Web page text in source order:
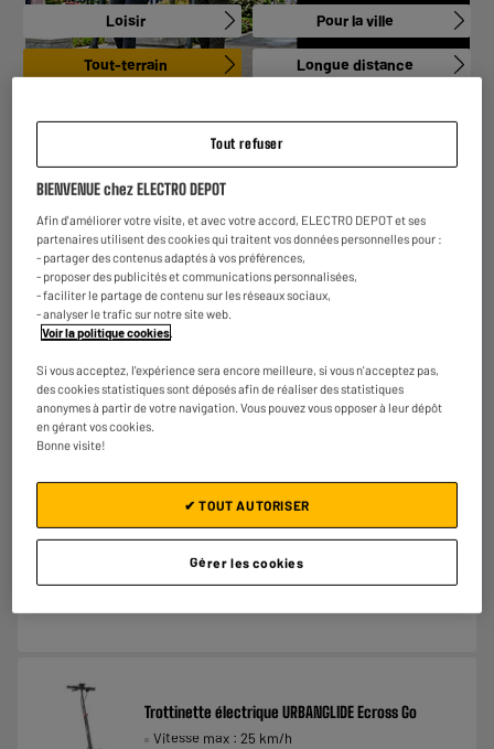
Loisir Pour la ville
Tout-terrain Longue distance
Pour voir lesdisponibilités de votre magasin
Filtrer Trier
ARRIVAGE
★★★★★
★★★★★
Trottinette électrique URBANGLIDE GT Pro
Vitesse max : 25 km/h
Autonomie : 80 km
587 94
Payer enplusieurs fois
Trottinette électrique URBANGLIDE Ecross Go
Vitesse max : 25 km/h
Tout refuser
BIENVENUE chez ELECTRO DEPOT
Afin d'améliorer votre visite, et avec votre accord, ELECTRO DEPOT et ses
partenaires utilisent des cookies qui traitent vos données personnelles pour :
- partager des contenus adaptés à vos préférences,
- proposer des publicités et communications personnalisées,
- faciliter le partage de contenu sur les réseaux sociaux,
- analyser le trafic sur notre site web.
Voir la politique cookies
Si vous acceptez, l'expérience sera encore meilleure, si vous n'acceptez pas,
des cookies statistiques sont déposés afin de réaliser des statistiques
anonymes à partir de votre navigation. Vous pouvez vous opposer à leur dépôt
en gérant vos cookies.
Bonne visite!
Gérer les cookies
✔ TOUT AUTORISER